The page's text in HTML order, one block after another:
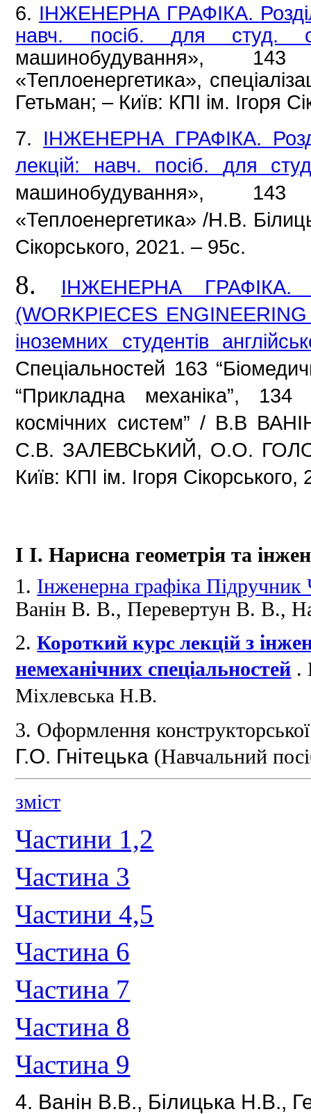
6. ІНЖЕНЕРНА ГРАФІКА.
навч. посіб. для студ.
машинобудування»,
«Теплоенергетика»,
Гетьман;– Київ: КПІ ім. Ігоря
7. ІНЖЕНЕРНА ГРАФІКА.
лекцій: навч. посіб. для
машинобудування»,
«Теплоенергетика» /Н.В.
Сікорського, 2021. – 95с.
8.
ІНЖЕНЕРНА
(WORKPIECES
іноземних студентів
Спеціальностей 163
“Прикладна механіка”, 134
космічних систем” / В.В
С.В. ЗАЛЕВСЬКИЙ, О.О.
Київ: КПІ ім. Ігоря
І І.Нарисна геометрія та
1. Інженерна графіка Підручник
Ванін В.В., Перевертун В.В.,
2.Короткий курс лекційз
немеханічних спеціальностей .
Міхлевська Н.В.
3. Оформлення
Г.О. Гнітецька (Навчальний
зміст
Частини 1,2
Частина 3
Частини 4,5
Частина 6
Частина 7
Частина 8
Частина 9
4. Ванін В.В., Білицька Н.В.,